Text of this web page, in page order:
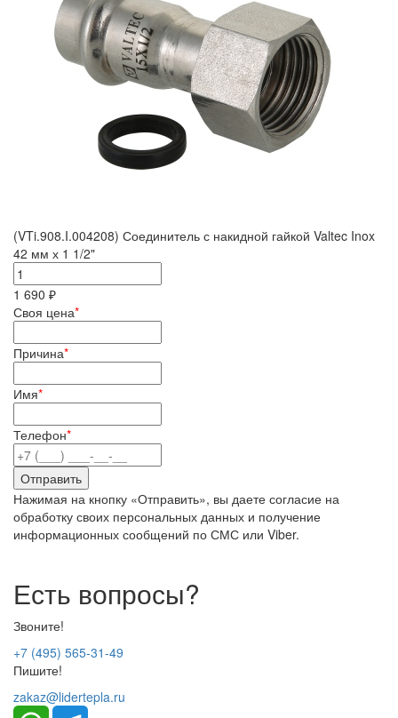
(VTi.908.I.004208) Соединитель с накидной гайкой Valtec Inox
42 мм х 1 1/2"
1 690 ₽
Своя цена*
Причина*
Имя*
Телефон*
Нажимая на кнопку «Отправить», вы даете согласие на
обработку своих персональных данных и получение
информационных сообщений по СМС или Viber.
Есть вопросы?
Звоните!
+7 (495) 565-31-49
Пишите!
zakaz@lidertepla.ru